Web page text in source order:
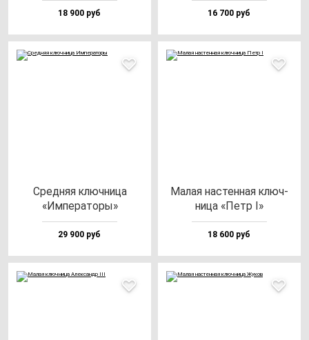
18 900 руб 16 700 руб
Сред­няя ключ­ни­ца
«Импе­ра­то­ры»
29 900 руб
Малая нас­тен­ная ключ­
ни­ца «Петр I»
18 600 руб